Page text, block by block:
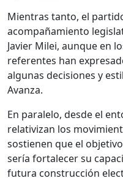
Mientras tanto, el
acompañamiento
Javier Milei, aunque en
referentes han
algunas decisiones y
Avanza.
En paralelo, desde el
relativizan los
sostienen que el
sería fortalecer su
futura construcción